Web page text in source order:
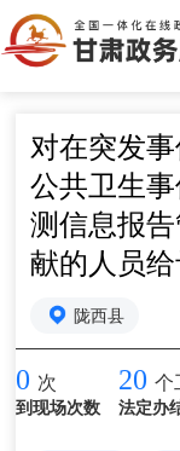
对在突发
公共卫生
测信息报
献的人员
陇西县
0 次
到现场次数
20 个
法定办